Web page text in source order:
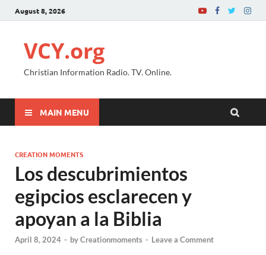
August 8, 2026
VCY.org
Christian Information Radio. TV. Online.
MAIN MENU
CREATION MOMENTS
Los descubrimientos
egipcios esclarecen y
apoyan a la Biblia
April 8, 2024 - byCreationmoments - Leave a Comment